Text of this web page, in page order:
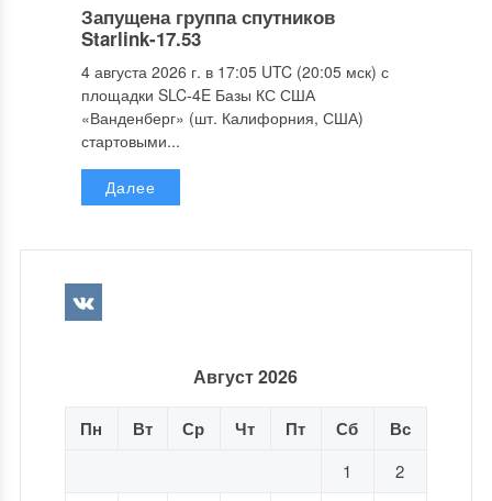
Запущена группа спутников
Starlink-17.53
4 августа 2026 г. в 17:05 UTC (20:05 мск) с
площадки SLC-4E Базы КС США
«Ванденберг» (шт. Калифорния, США)
стартовыми...
Далее
Август 2026
Пн Вт Ср Чт Пт Сб Вс
1
2